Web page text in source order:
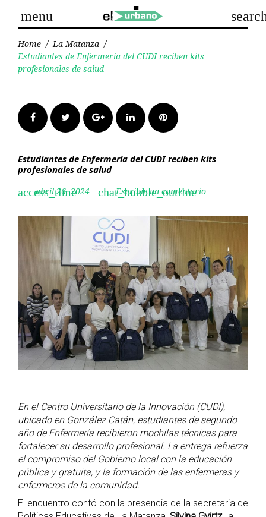
content
menu
Home / La Matanza /
Estudiantes de Enfermería del CUDI reciben kits
profesionales de salud
FacebookTwitter Google+LinkedInPinterest
Estudiantes de Enfermería del CUDI reciben kits
profesionales de salud
access_time
abril 26, 2024 chat_bubble_outline
Escribir un comentario
En el Centro Universitario de la Innovación (CUDI),
ubicado en González Catán, estudiantes de segundo
año de Enfermería recibieron mochilas técnicas para
fortalecer su desarrollo profesional. La entrega refuerza
el compromiso del Gobierno local con la educación
pública y gratuita, y la formación de las enfermeras y
enfermeros de la comunidad.
El encuentro contó con la presencia de la secretaria de